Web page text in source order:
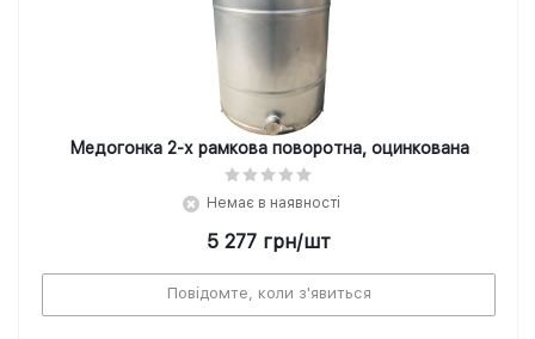
Медогонка 2-х рамкова поворотна, оцинкована
Немає в наявності
5 277 грн/шт
Повідомте, коли з'явиться